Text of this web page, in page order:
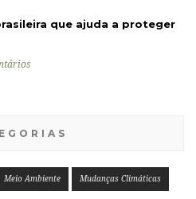
que ajuda a proteger
Meio Ambiente Mudanças Climáticas